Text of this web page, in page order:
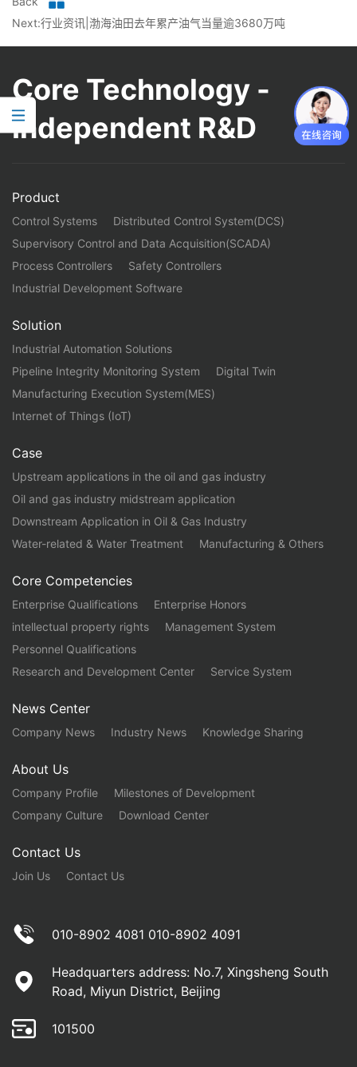
Next:行业资讯|渤海油田去年累产油气当量逾3680万吨
Core Technology -
Independent R&D
Product
Control Systems
Distributed Control System(DCS)
Supervisory Control and Data Acquisition(SCADA)
Process Controllers
Safety Controllers
Industrial Development Software
Solution
Industrial Automation Solutions
Pipeline Integrity Monitoring System
Digital Twin
Manufacturing Execution System(MES)
Internet of Things (IoT)
Case
Upstream applications in the oil and gas industry
Oil and gas industry midstream application
Downstream Application in Oil & Gas Industry
Water-related & Water Treatment
Manufacturing & Others
Core Competencies
Enterprise Qualifications
Enterprise Honors
intellectual property rights
Management System
Personnel Qualifications
Research and Development Center
Service System
News Center
Company News Industry News Knowledge Sharing
About Us
Company Profile
Milestones of Development
Company Culture
Download Center
Contact Us
Join Us Contact Us
010-8902 4081 010-8902 4091
Headquarters address: No.7, Xingsheng South
Road, Miyun District, Beijing
101500